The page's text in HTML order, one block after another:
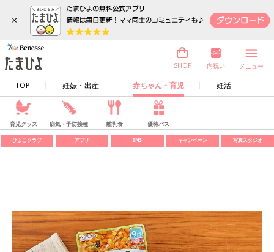
×
TOP 妊娠・出産 赤ちゃん・育児 妊活
SHOP 内祝い メニュー
育児グッズ 病気・予防接種 離乳食 優待パス
ひよこクラブ アプリ SNS キャンペーン 写真スタジオ